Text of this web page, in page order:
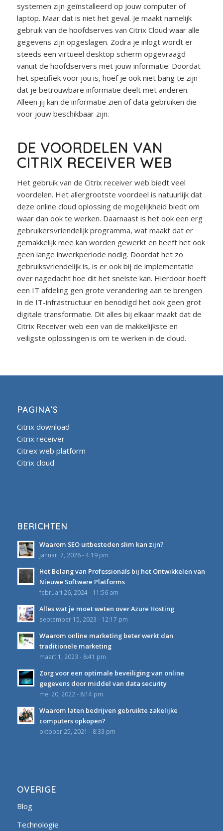
systemen zijn geïnstalleerd op jouw computer of
laptop. Maar dat is niet het geval. Je maakt namelijk
gebruik van de hoofdserves van Citrix Cloud waar alle
gegevens zijn opgeslagen. Zodra je inlogt wordt er
steeds een virtueel desktop scherm opgevraagd
vanuit de hoofdservers met jouw informatie. Doordat
het specifiek voor jou is, hoef je ook niet bang te zijn
dat je betrouwbare informatie deelt met anderen.
Alleen jij kan de informatie zien of data gebruiken die
voor jouw beschikbaar zijn.
DE VOORDELEN VAN
CITRIX RECEIVER WEB
Het gebruik van de Citrix receiver web biedt veel
voordelen. Het allergrootste voordeel is natuurlijk dat
deze online cloud oplossing de mogelijkheid biedt om
waar dan ook te werken. Daarnaast is het ook een erg
gebruikersvriendelijk programma, wat maakt dat er
gemakkelijk mee kan worden gewerkt en heeft het ook
geen lange inwerkperiode nodig. Doordat het zo
gebruiksvriendelijk is, is er ook bij de implementatie
over nagedacht hoe dit het snelste kan. Hierdoor hoeft
een IT afdeling gen grote verandering aan te brengen
in de IT-infrastructuur en benodigd het ook geen grot
digitale transformatie. Dit alles bij elkaar maakt dat de
Citrix Receiver web een van de makkelijkste en
veiligste oplossingen is om te werken in de cloud.
PAGINA’S
Citrix download
Citrix receiver
Citrex web platform
Citrix cloud
BERICHTEN
Waarom SEO uitbesteden slim kan zijn?
januari 7, 2026 - 4:19 pm
Het Belang van Professionals bij het Ontwikkelen van
Nieuwe Software Platforms
februari 26, 2024 - 11:56 am
Alles wat je moet weten over Azure Hosting
september 15, 2023 - 12:17 pm
Waarom online marketing beter werkt dan
traditionele marketing
maart 1, 2023 - 8:41 pm
Zorg voor een optimale beveiliging van online
gegevens door middel van data security
mei 20, 2022 - 8:14 pm
Waarom laten bedrijven gebruikte zakelijke
computers opkopen?
oktober 25, 2021 - 8:33 pm
OVERIGE
Blog
Technologie